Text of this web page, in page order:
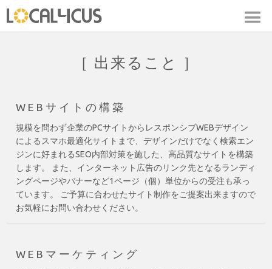
［ 出来ること ］
WEBサイトの構築
規模を問わず企業のPCサイトからレスポンシブWEBデザイン
によるスマホ最適化サイトまで、デザインだけでなく検索エン
ジンに好まれるSEO内部対策を施した、高品質なサイトを構築
します。 また、インターネット広告のリンク先となるランディ
ングページやバナーなど1ページ（個）単位からの受注も承っ
ています。 ご予算に合わせたサイト制作をご提案出来ますので
お気軽にお問い合わせください。
WEBマーケティング